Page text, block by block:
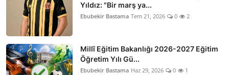
Yıldız: "Bir marş ya...
Ebubekir Bastama Tem 21, 2026 0 2
Millî Eğitim Bakanlığı 2026-2027 Eğitim
Öğretim Yılı Gü...
Ebubekir Bastama Haz 29, 2026 0 1